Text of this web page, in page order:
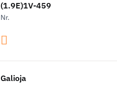
(1.9E)1V-459
Nr.
Galioja